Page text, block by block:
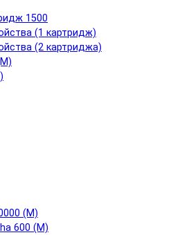
1500
(1 картридж)
(2 картриджа)
(М)
600 (М)